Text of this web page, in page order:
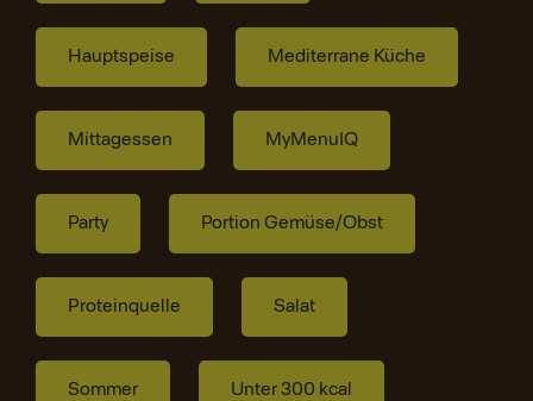
Hauptspeise Mediterrane Küche
Mittagessen MyMenuIQ
Party Portion Gemüse/Obst
Proteinquelle Salat
Sommer Unter 300 kcal